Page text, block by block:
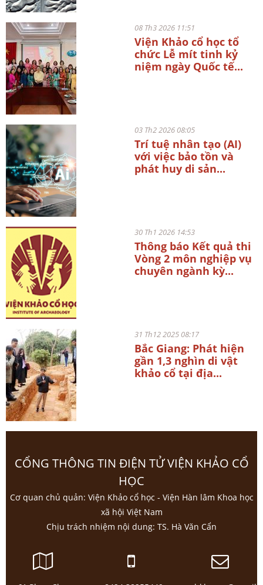
08 Th3 2026 11:51
Viện Khảo cổ học tổ
chức Lễ mít tinh kỷ
niệm ngày Quốc tế...
03 Th2 2026 08:05
Trí tuệ nhân tạo (AI)
với việc bảo tồn và
phát huy di sản...
30 Th1 2026 14:53
Thông báo Kết quả thi
Vòng 2 môn nghiệp vụ
chuyên ngành kỳ...
31 Th12 2025 08:17
Bắc Giang: Phát hiện
gần 1,3 nghìn di vật
khảo cổ tại địa...
CỔNG THÔNG TIN ĐIỆN TỬ VIỆN KHẢO CỔ
HỌC
Cơ quan chủ quản: Viện Khảo cổ học - Viện Hàn lâm Khoa học
xã hội Việt Nam
Chịu trách nhiệm nội dung: TS. Hà Văn Cẩn